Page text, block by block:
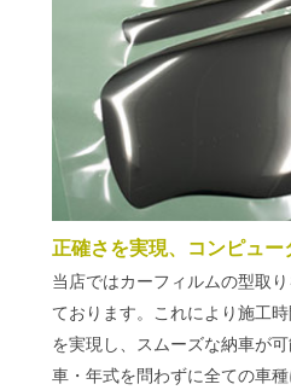
正確さを実現、コンピュー
当店ではカーフィルムの型取
ております。これにより施工
を実現し、スムーズな納車が
車・年式を問わずに全ての車種